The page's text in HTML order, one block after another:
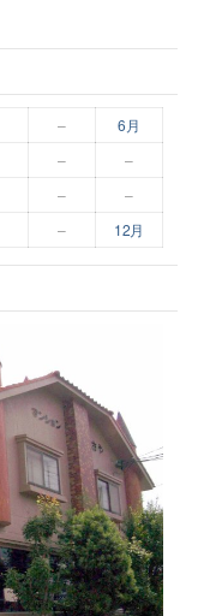
–
6月
– –
–
–
– 12月